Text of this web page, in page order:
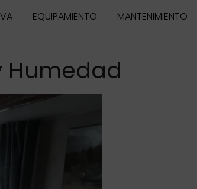
EQUIPAMIENTO MANTENIMIENTO
Humedad